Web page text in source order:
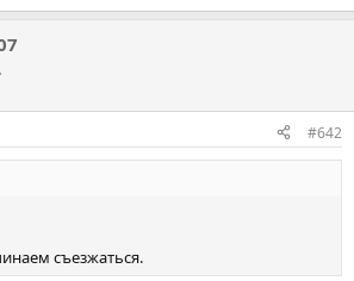
#642
съезжаться.